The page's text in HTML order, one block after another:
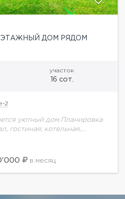
ДОМ РЯДОМ
участок
16 сот.
2
уютный дом.Планировка
гостиная; котельная,
Система водоочистки в
в месяц